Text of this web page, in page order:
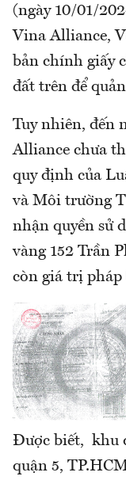
(ngày 10/01/
Vina Alliance,
bản chính giấy
đất trên để
Tuy nhiên, đến
Alliance chưa
quy định của
và Môi trường
nhận quyền sử
vàng 152 Trần
còn giá trị pháp
Được biết, khu
quận 5,